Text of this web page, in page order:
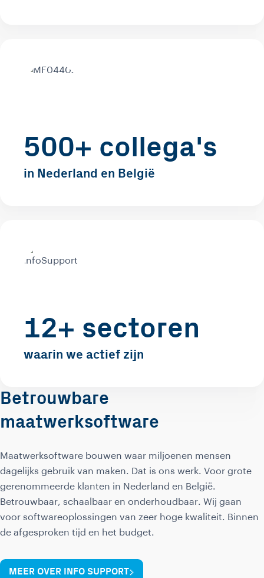
500+ collega's
in Nederland en België
12+ sectoren
waarin we actief zijn
Betrouwbare
maatwerksoftware
Maatwerksoftware bouwen waar miljoenen mensen
dagelijks gebruik van maken. Dat is ons werk. Voor grote
gerenommeerde klanten in Nederland en België.
Betrouwbaar, schaalbaar en onderhoudbaar. Wij gaan
voor softwareoplossingen van zeer hoge kwaliteit. Binnen
de afgesproken tijd en het budget.
MEER OVER INFO SUPPORT